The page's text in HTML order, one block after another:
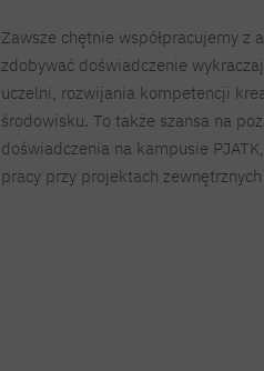
Zawsze chętnie współpracujemy
zdobywać doświadczenie
uczelni, rozwijania kompetencji
środowisku. To także szansa na
doświadczenia na kampusie
pracy przy projektach